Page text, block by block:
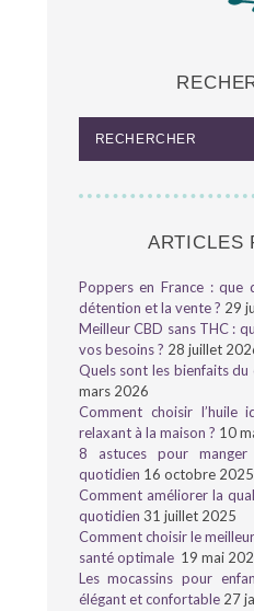
ARTICLES
Poppers en France :
détention et la vente ? 29
Meilleur CBD sans THC :
vos besoins ? 28 juillet
Quels sont les bienfaits du
mars 2026
Comment choisir l’huile
relaxant à la maison ? 10
8 astuces pour
quotidien 16 octobre 2025
Comment améliorer la
quotidien 31 juillet 2025
Comment choisir le
santé optimale 19 mai
Les mocassins pour
élégant et confortable 27